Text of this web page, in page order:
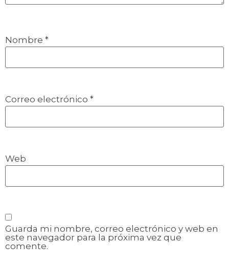
Nombre *
Correo electrónico *
Web
Guarda mi nombre, correo electrónico y web en
este navegador para la próxima vez que
comente.